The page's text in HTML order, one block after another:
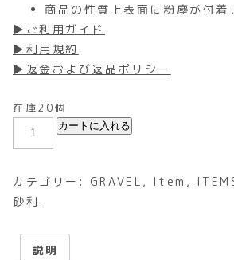
商品の性質上表面に粉塵が付着
▶ご利用ガイド
▶利用規約
▶返金および返品ポリシー
在庫20個
カートに入れる
カテゴリー: GRAVEL , Item ,
砂利
説明